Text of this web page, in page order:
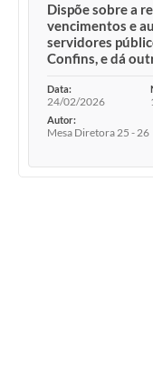
Dispõe sobre a
vencimentos e
servidores
Confins, e dá
Data:
24/02/2026
Autor:
Mesa Diretora 25 - 26